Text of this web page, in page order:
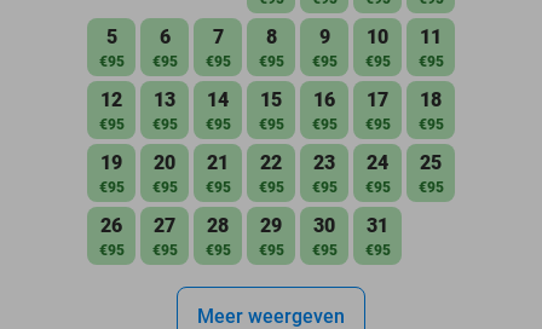
5
€95
6
€95
7
€95
8
€95
9
€95
10
€95
11
€95
12
€95
13
€95
14
€95
15
€95
16
€95
17
€95
18
€95
19
€95
20
€95
21
€95
22
€95
23
€95
24
€95
25
€95
26
€95
27
€95
28
€95
29
€95
30
€95
31
€95
Meer weergeven